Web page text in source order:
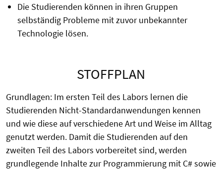
Die Studierenden können in ihren Gruppen
selbständig Probleme mit zuvor unbekannter
Technologie lösen.
STOFFPLAN
Grundlagen: Im ersten Teil des Labors lernen die
Studierenden Nicht-Standardanwendungen kennen
und wie diese auf verschiedene Art und Weise im Alltag
genutzt werden. Damit die Studierenden auf den
zweiten Teil des Labors vorbereitet sind, werden
grundlegende Inhalte zur Programmierung mit C# sowie